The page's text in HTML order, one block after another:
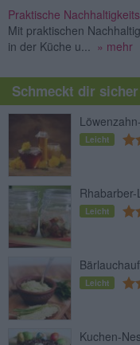
Praktische
Mit praktischen
in der Küche u...
» mehr
Schmeckt dir
Leicht
Leicht
Leicht
Kuchen-